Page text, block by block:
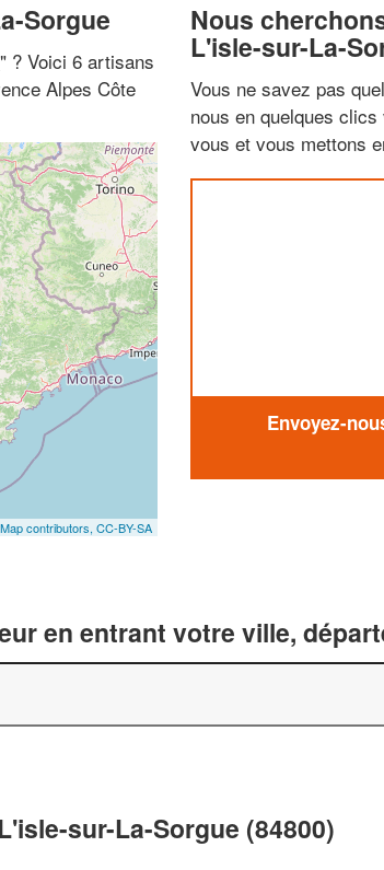
Sorgue
" ? Voici 6 artisans
Alpes Côte
contributors, CC-BY-SA
Nous
L'isle-sur-La-
Vous ne savez pas
nous en quelques
vous et vous mettons
Envoyez-
en entrant votre ville,
sur-La-Sorgue (84800)